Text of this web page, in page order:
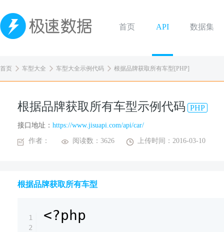
首页 API 数据集
首页 车型大全 车型大全示例代码 根据品牌获取所有车型[PHP]
根据品牌获取所有车型示例代码 PHP
接口地址： https://www.jisuapi.com/api/car/
作者： 阅读数：3626 上传时间：2016-03-10
根据品牌获取所有车型
1
2
<?php